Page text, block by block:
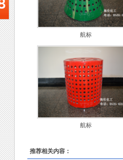
航标
航标
推荐相关内容：